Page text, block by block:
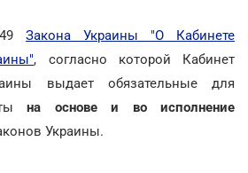
Закона Украины "О Кабинете
, согласно которой Кабинет
выдает обязательные для
на основе и во исполнение
Украины.